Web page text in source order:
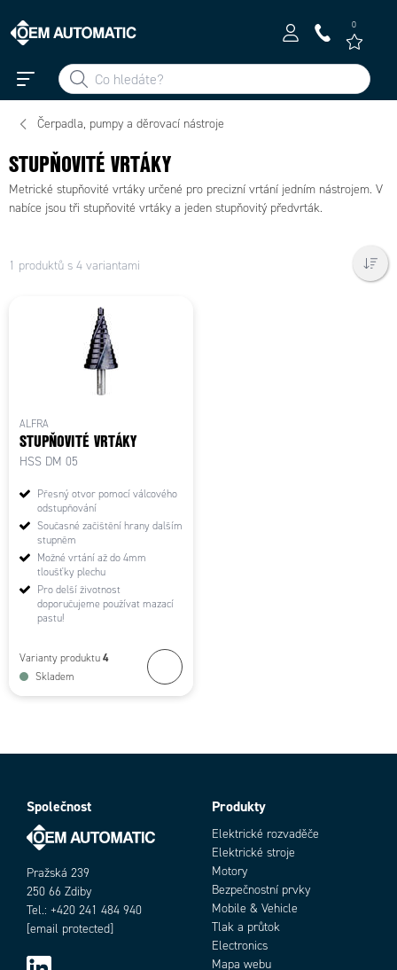
0
Čerpadla, pumpy a děrovací nástroje
STUPŇOVITÉ VRTÁKY
Metrické stupňovité vrtáky určené pro precizní vrtání jedním nástrojem. V
nabíce jsou tři stupňovité vrtáky a jeden stupňovitý předvrták.
1 produktů s 4 variantami
ALFRA
STUPŇOVITÉ VRTÁKY
HSS DM 05
Přesný otvor pomocí válcového
odstupňování
Současné začištění hrany dalším
stupněm
Možné vrtání až do 4mm
tloušťky plechu
Pro delší životnost
doporučujeme používat mazací
pastu!
Varianty produktu 4
Skladem
Společnost
Pražská 239
250 66 Zdiby
Tel.: +420 241 484 940
[email protected]
Produkty
Elektrické rozvaděče
Elektrické stroje
Motory
Bezpečnostní prvky
Mobile & Vehicle
Tlak a průtok
Electronics
Mapa webu